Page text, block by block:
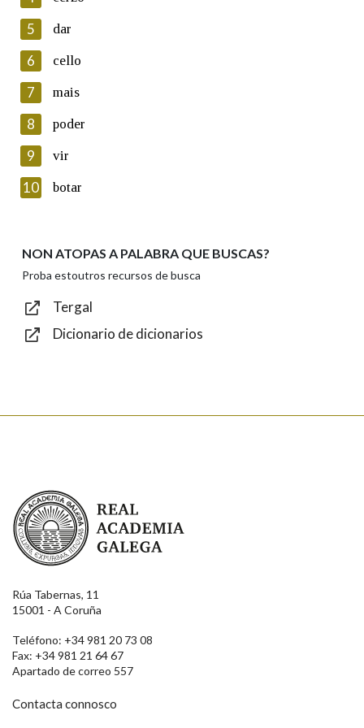
Lin e acepto as condicións da política de
Introduce o código que aparece na imaxe:
Texto de verificación
Enviar
5 dar
6 cello
7 mais
8 poder
9 vir
10 botar
NON ATOPAS A PALABRA QUE BUSCAS?
Proba estoutros recursos de busca
Tergal
Dicionario de dicionarios
Real Academia Galega
Rúa Tabernas, 11
15001 - A Coruña
Teléfono: +34 981 20 73 08
Fax: +34 981 21 64 67
Apartado de correo 557
Contacta connosco